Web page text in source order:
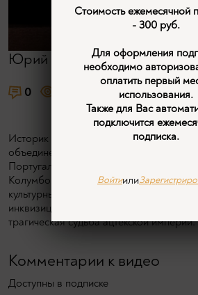
Юрий Емельянов
0
Историк Юрий Емельянов
объединении Испании, колониальных
Португалии и Испании, открытии
Колумбом и завоеваниях Эрнана
культурные различия Испании и
инквизиции, экспедиции Васко да
трагическая судьба ацтекской империи.
Комментарии к видео
Доступны в подписке
Стоимость ежемесячной
- 300 руб.
Для оформления
необходимо
оплатить первый
использования.
Также для Вас
подключится
подписка.
Войтиили